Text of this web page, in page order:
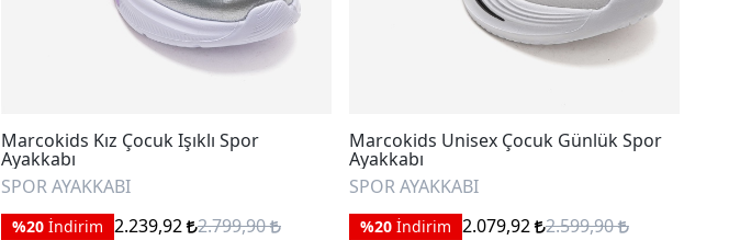
Marcokids Kız Çocuk Işıklı Spor
Ayakkabı
SPOR AYAKKABI
%20 İndirim 2.239,92 2.799,90
Marcokids Unisex Çocuk Günlük Spor
Ayakkabı
SPOR AYAKKABI
%20 İndirim 2.079,92 2.599,90